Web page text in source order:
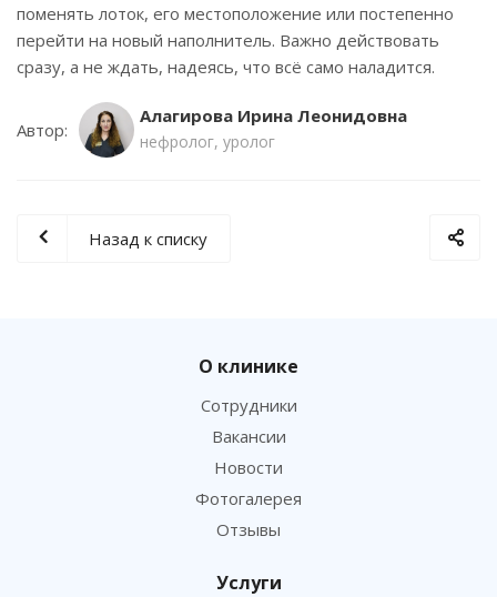
поменять лоток, его местоположение или постепенно
перейти на новый наполнитель. Важно действовать
сразу, а не ждать, надеясь, что всё само наладится.
Автор:
Алагирова Ирина Леонидовна
нефролог, уролог
Назад к списку
О клинике
Сотрудники
Вакансии
Новости
Фотогалерея
Отзывы
Услуги